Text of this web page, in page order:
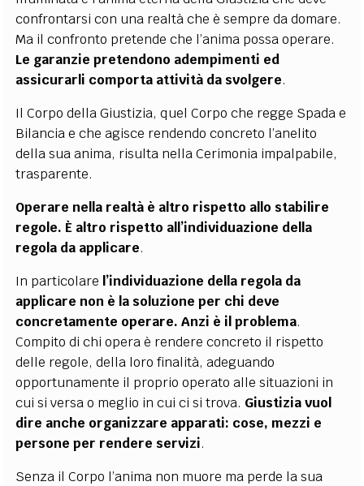
confrontarsi con una realtà che è sempre da domare.
Ma il confronto pretende che l’anima possa operare.
Le garanzie pretendono adempimenti ed
assicurarli comporta attività da svolgere.
Il Corpo della Giustizia, quel Corpo che regge Spada e
Bilancia e che agisce rendendo concreto l’anelito
della sua anima, risulta nella Cerimonia impalpabile,
trasparente.
Operare nella realtà è altro rispetto allo stabilire
regole. È altro rispetto all’individuazione della
regola da applicare.
In particolare l’individuazione della regola da
applicare non è la soluzione per chi deve
concretamente operare. Anzi è il problema.
Compito di chi opera è rendere concreto il rispetto
delle regole, della loro finalità, adeguando
opportunamente il proprio operato alle situazioni in
cui si versa o meglio in cui ci si trova. Giustizia vuol
dire anche organizzare apparati: cose, mezzi e
persone per rendere servizi.
Senza il Corpo l’anima non muore ma perde la sua